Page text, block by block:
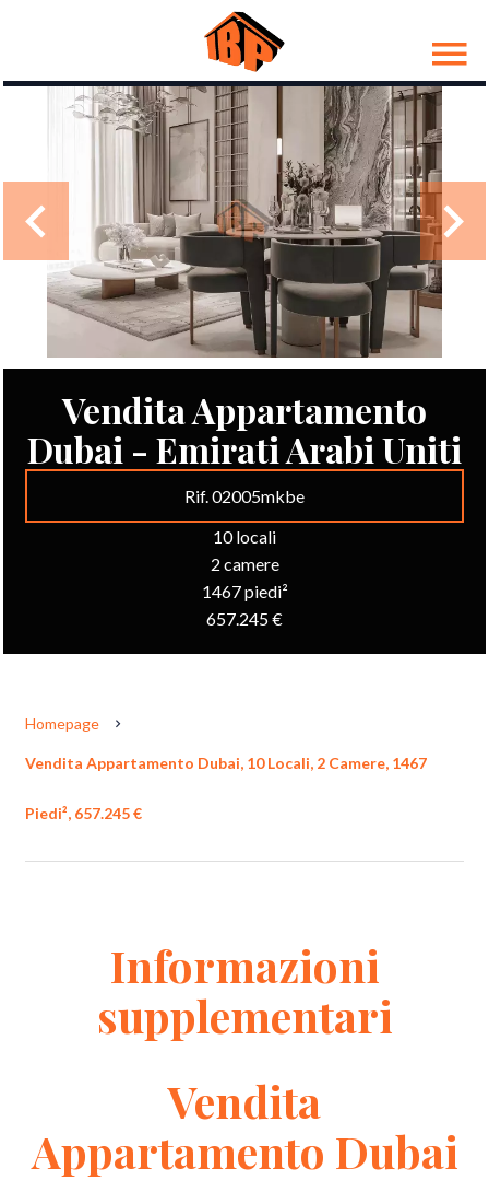
Vendita Appartamento
Dubai - Emirati Arabi Uniti
Rif. 02005mkbe
10 locali
2 camere
1467 piedi²
657.245 €
Homepage
Vendita Appartamento Dubai, 10 Locali, 2 Camere, 1467
Piedi², 657.245 €
Informazioni
supplementari
Vendita
Appartamento Dubai